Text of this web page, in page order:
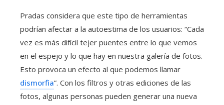
Pradas considera que este tipo de herramientas
podrían afectar a la autoestima de los usuarios: “Cada
vez es más difícil tejer puentes entre lo que vemos
en el espejo y lo que hay en nuestra galería de fotos.
Esto provoca un efecto al que podemos llamar
dismorfia”. Con los filtros y otras ediciones de las
fotos, algunas personas pueden generar una nueva